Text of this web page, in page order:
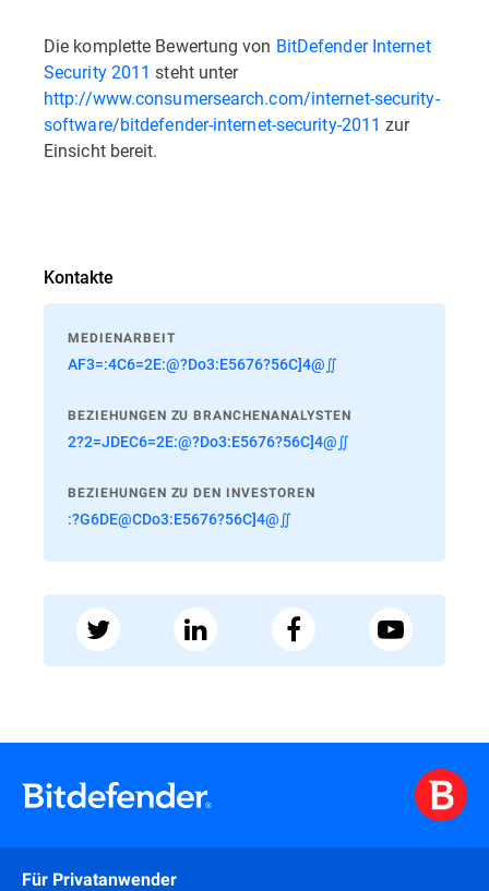
Die komplette Bewertung von BitDefender Internet
Security 2011 steht unter
http://www.consumersearch.com/internet-security-
software/bitdefender-internet-security-2011 zur
Einsicht bereit.
Kontakte
MEDIENARBEIT
AF3=:4C6=2E:@?Do3:E5676?56C]4@∬
BEZIEHUNGEN ZU BRANCHENANALYSTEN
2?2=JDEC6=2E:@?Do3:E5676?56C]4@∬
BEZIEHUNGEN ZU DEN INVESTOREN
:?G6DE@CDo3:E5676?56C]4@∬
Für Privatanwender